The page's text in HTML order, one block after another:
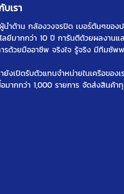
บเรา
นำด้าน กล้องวงจรปิด เบอร์ต้นๆของ
ลยีมากกว่า 10 ปี การันตีด้วยผลงานแ
รด้วยมืออาชีพ จริงใจ รู้จริง มีทีมซั
ยังเปิดรับตัวแทนจำหน่ายในเครือขอ
มากกว่า 1,000 รายการ จัดส่งสินค้า